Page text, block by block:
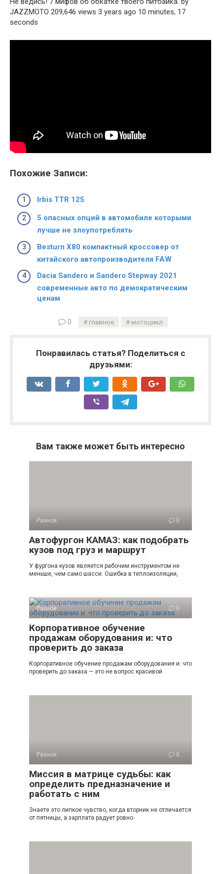
JAZZMOTO 209,646 views 3 years ago 10 minutes, 17
seconds
Похожие Записи:
Irbis TTR 125
5 опасных опций в автомобиле которыми
лучше не злоупотреблять
Besturn X80 компактный кроссовер от
китайского автопроизводителя FAW
Dacia Sandero и Sandero Stepway 2021
современные авто по демократическим
ценам
0 главное мотоцикл
Понравилась статья? Поделиться с
друзьями:
Вам также может быть интересно
Разное 0
Автофургон КАМАЗ: как подобрать
кузов под груз и маршрут
У фургона кузов является рабочим инструментом не
меньше, чем само шасси. Ошибка в теплоизоляции,
Разное 0
Корпоративное обучение
продажам оборудования и: что
проверить до заказа
Корпоративное обучение продажам оборудования и: что
проверить до заказа — это не вопрос красивой
Разное 0
Миссия в матрице судьбы: как
определить предназначение и
работать с ним
Знаете это липкое чувство, когда вторник не отличается
от пятницы, а зарплата радует ровно